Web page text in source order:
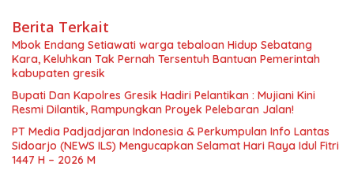
Berita Terkait
Mbok Endang Setiawati warga tebaloan Hidup Sebatang
Kara, Keluhkan Tak Pernah Tersentuh Bantuan Pemerintah
kabupaten gresik
​Bupati Dan Kapolres Gresik Hadiri Pelantikan : Mujiani Kini
Resmi Dilantik, Rampungkan Proyek Pelebaran Jalan!
PT Media Padjadjaran Indonesia & Perkumpulan Info Lantas
Sidoarjo (NEWS ILS) Mengucapkan Selamat Hari Raya Idul Fitri
1447 H – 2026 M